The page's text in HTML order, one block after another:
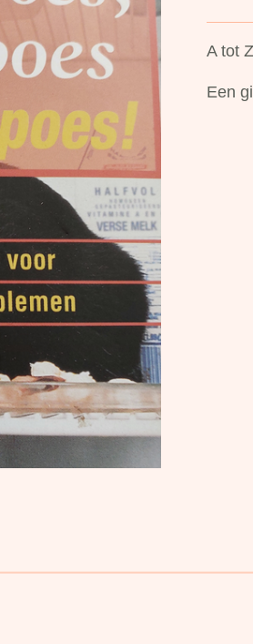
A tot
Een